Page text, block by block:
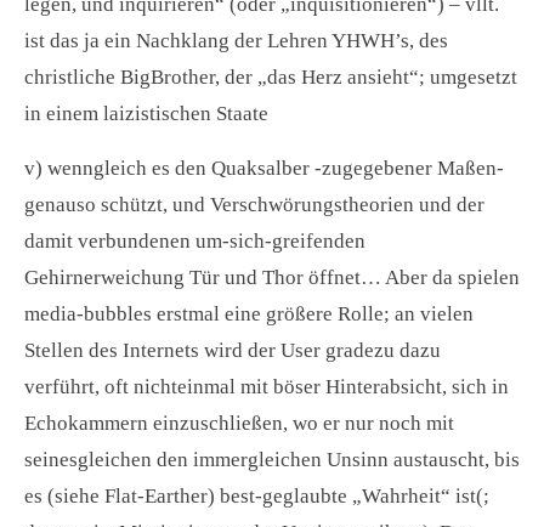
ist das ja ein Nachklang der Lehren YHWH’s, des
christliche BigBrother, der „das Herz ansieht“; umgesetzt
in einem laizistischen Staate
v) wenngleich es den Quaksalber -zugegebener Maßen-
genauso schützt, und Verschwörungstheorien und der
damit verbundenen um-sich-greifenden
Gehirnerweichung Tür und Thor öffnet… Aber da spielen
media-bubbles erstmal eine größere Rolle; an vielen
Stellen des Internets wird der User gradezu dazu
verführt, oft nichteinmal mit böser Hinterabsicht, sich in
Echokammern einzuschließen, wo er nur noch mit
seinesgleichen den immergleichen Unsinn austauscht, bis
es (siehe Flat-Earther) best-geglaubte „Wahrheit“ ist(;